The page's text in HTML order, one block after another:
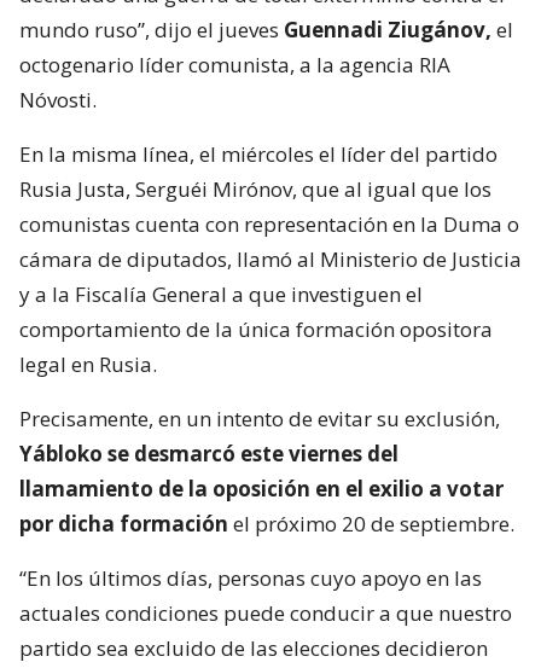
mundo ruso”, dijo el jueves Guennadi Ziugánov, el
octogenario líder comunista, a la agencia RIA
Nóvosti.
En la misma línea, el miércoles el líder del partido
Rusia Justa, Serguéi Mirónov, que al igual que los
comunistas cuenta con representación en la Duma o
cámara de diputados, llamó al Ministerio de Justicia
y a la Fiscalía General a que investiguen el
comportamiento de la única formación opositora
legal en Rusia.
Precisamente, en un intento de evitar su exclusión,
Yábloko se desmarcó este viernes del
llamamiento de la oposición en el exilio a votar
por dicha formación el próximo 20 de septiembre.
“En los últimos días, personas cuyo apoyo en las
actuales condiciones puede conducir a que nuestro
partido sea excluido de las elecciones decidieron